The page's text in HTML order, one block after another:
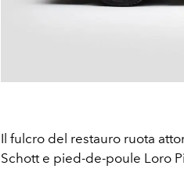
Il fulcro del restauro ruota
Schott e pied-de-poule Loro